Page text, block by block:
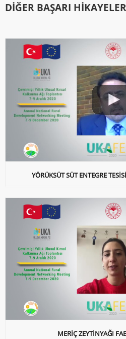
DIĞER BAŞARI
YÖRÜKSÜT SÜT ENTEGRE TESİSİ
MERİÇ ZEYTİNYAĞI